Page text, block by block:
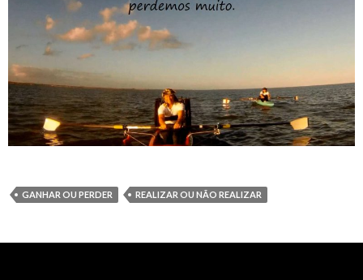
GANHAR OU PERDER REALIZAR OU NÃO REALIZAR